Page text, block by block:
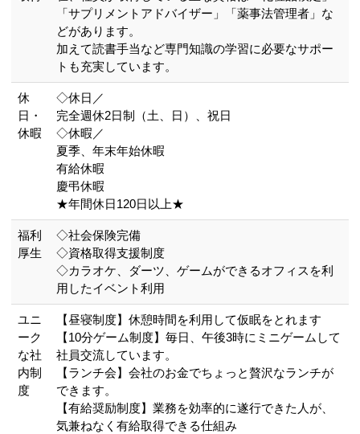
「サプリメントアドバイザー」「薬事法管理者」な
どがあります。
加えて読書手当など専門知識の学習に必要なサポー
トも充実しています。
休
日・
休暇
◇休日／
完全週休2日制（土、日）、祝日
◇休暇／
夏季、年末年始休暇
有給休暇
慶弔休暇
★年間休日120日以上★
福利
厚生
◇社会保険完備
◇資格取得支援制度
◇カラオケ、ダーツ、ゲームができるオフィスを利
用したイベント利用
ユニ
ーク
な社
内制
度
【昼寝制度】休憩時間を利用して仮眠をとれます
【10分ゲーム制度】毎日、午後3時にミニゲームして
社員交流しています。
【ランチ会】会社のお金でちょっと贅沢なランチが
できます。
【有給奨励制度】業務を効率的に遂行できた人が、
気兼ねなく有給取得できる仕組み